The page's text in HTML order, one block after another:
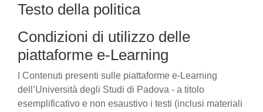
Testo della politica
Condizioni di utilizzo delle
piattaforme e-Learning
I Contenuti presenti sulle piattaforme e-Learning
dell’Università degli Studi di Padova - a titolo
esemplificativo e non esaustivo i testi (inclusi materiali